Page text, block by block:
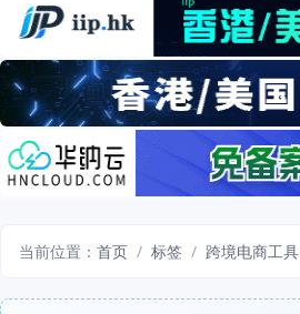
当前位置： 首页 / 标签 / 跨境电商工具